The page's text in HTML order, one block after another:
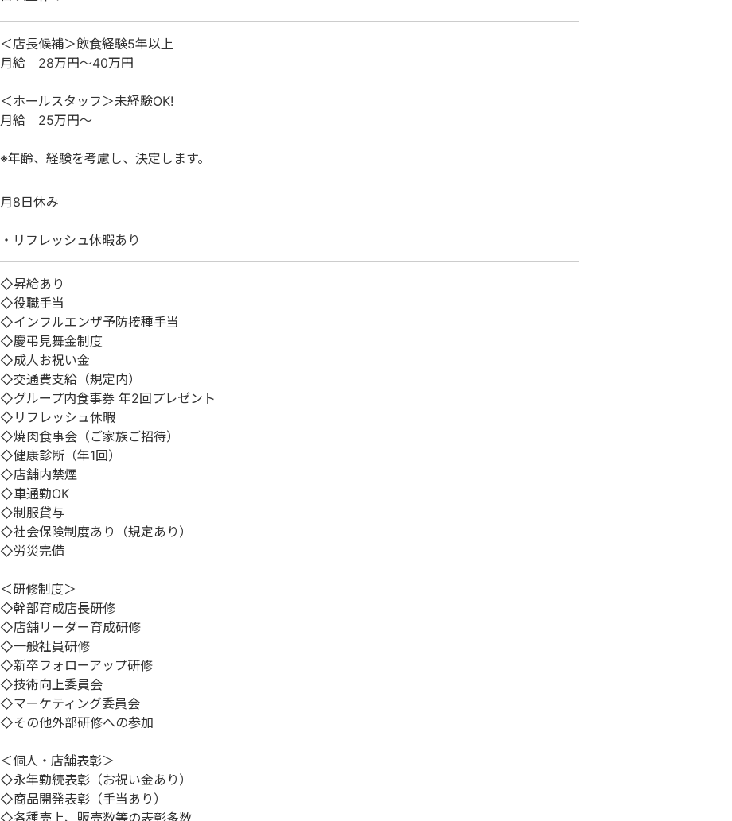
＜店長候補＞飲食経験5年以上
月給 28万円～40万円
＜ホールスタッフ＞未経験OK!
月給 25万円～
※年齢、経験を考慮し、決定します。
月8日休み
・リフレッシュ休暇あり
◇昇給あり
◇役職手当
◇インフルエンザ予防接種手当
◇慶弔見舞金制度
◇成人お祝い金
◇交通費支給（規定内）
◇グループ内食事券 年2回プレゼント
◇リフレッシュ休暇
◇焼肉食事会（ご家族ご招待）
◇健康診断（年1回）
◇店舗内禁煙
◇車通勤OK
◇制服貸与
◇社会保険制度あり（規定あり）
◇労災完備
＜研修制度＞
◇幹部育成店長研修
◇店舗リーダー育成研修
◇一般社員研修
◇新卒フォローアップ研修
◇技術向上委員会
◇マーケティング委員会
◇その他外部研修への参加
＜個人・店舗表彰＞
◇永年勤続表彰（お祝い金あり）
◇商品開発表彰（手当あり）